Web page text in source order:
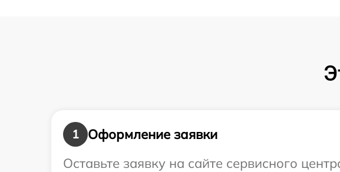
1
Оформление заявки
Оставьте заявку на сайте сервисного